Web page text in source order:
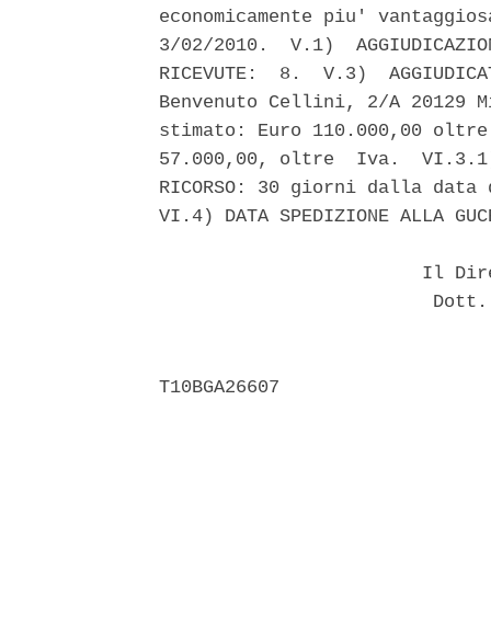
economicamente piu'
3/02/2010.  V.1)
RICEVUTE:  8.  V.3)
Benvenuto Cellini, 2/A
stimato: Euro 110.000,00
57.000,00, oltre  Iva.  VI.3.1)
RICORSO: 30 giorni dalla
VI.4) DATA SPEDIZIONE ALLA
Il